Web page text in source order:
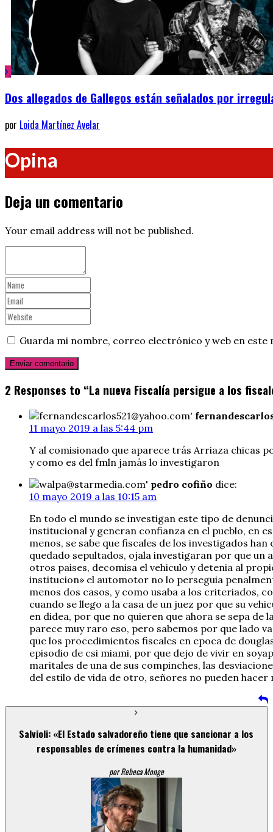
Dos allegados de Gallegos están señalados por
por Loida Martínez Avelar
Opina
Deja un comentario
Your email address will not be published.
Guarda mi nombre, correo electrónico y web en
2 Responses to “La nueva Fiscalía persigue a los
11 mayo 2019 a las 5:44 pm
Y al comisionado que aparece trás Arriaza chicas
y como es del fmln jamás lo investigaron
pedro cofiño dice:
10 mayo 2019 a las 10:15 am
En todo el mundo se investigan este tipo de
institucional y generan confianza en el pueblo, en
menos, se sabe que fiscales de los investigados
quedado sepultados, ojala investigaran por que un
otros paises, decomisa el vehiculo y detenia al
institucion» el automotor no lo perseguia
menos dos casos, y como usaba a los criteriados,
cuando se llego a la casa de un juez por que su
en didea, por que no quieren que ahora se sepa
parece muy raro eso, pero sabemos por que lado
que los procedimientos fiscales en epoca de
episodio de csi miami, por que dejo de vivir en
maritales de una de sus compinches, las
del estilo de vida de otro, señores no pueden hacer
Salvioli: «El Estado salvadoreño tiene que sancionar a los
responsables de crímenes contra la humanidad»
por Rebeca Monge